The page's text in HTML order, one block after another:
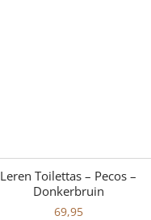
Leren Toilettas – Pecos –
Donkerbruin
69,95